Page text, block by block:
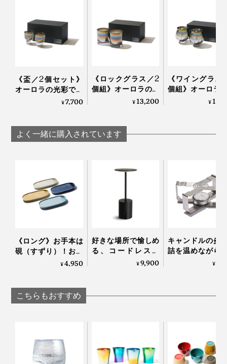
ご購入１ヶ月以内なら、うっかりグラスを割ってしまっ
ても無償で交換できる「保証書」がついています。
連絡を
モダンなブラックのBOX入り。お酒好きのあの人にプレ
どうりで、口当たりのなめらかさが違う！
コーティングに使われているのは、純度100％チタン。
がほとんどのところ、「錆びない、軽い、人体にやさし
い」特徴を持つ、純度100％のチタンを使用していると
おいしい、美しいだけでなく、安心して使えるのも高ポ
イント。
お酒好きなお父さんやパートナーへのプレゼントにもぴ
ったりだと思います！
亀裂や破損したガラス片は大変危険ですので、各自
治体の指示に従って破棄してください
《盃／2個セット》
オーロラの光彩で眼
福を、まろやかな味
ーティンググラス｜
PROGRESS プログレ
¥7,700
《ロックグラス／2
個組》オーロラの光
彩で眼福を、まろや
ン」コーティンググ
ラス｜PROGRESS プ
¥13,200
《ワイングラス
個組》オーロラ
彩で眼福を、ま
¥
よく一緒に購入されています
《ロング》お手本は
硯（すずり）！お皿
が減る、食事がスス
｜KIKIME
¥4,950
好きな場所で愉しめ
る、コードレスの
「晩酌ライト」
¥9,900
キャンドルの炎
詰を温めながら
っくり呑める「
¥
こちらもおすすめ